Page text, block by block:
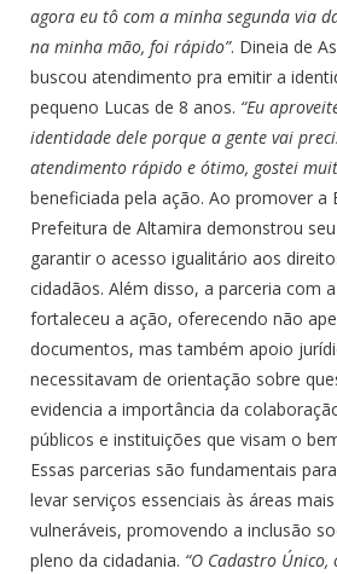
agora eu tô com a minha segunda via
na minha mão, foi rápido”. Dineia de
buscou atendimento pra emitir a
pequeno Lucas de 8 anos. “Eu
identidade dele porque a gente vai
atendimento rápido e ótimo, gostei
beneficiada pela ação. Ao promover a
Prefeitura de Altamira demonstrou
garantir o acesso igualitário aos
cidadãos. Além disso, a parceria com
fortaleceu a ação, oferecendo não
documentos, mas também apoio
necessitavam de orientação sobre
evidencia a importância da
públicos e instituições que visam o
Essas parcerias são fundamentais
levar serviços essenciais às áreas
vulneráveis, promovendo a inclusão
pleno da cidadania. “O Cadastro Único,